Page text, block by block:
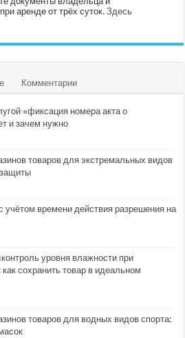
аренде от трёх суток.Здесь
Комментарии
«фиксация номера акта о
и зачем нужно
товаров для экстремальных видов
учётом времени действия разрешения на
уровня влажности при
как сохранить товар в идеальном
товаров для водных видов спорта: